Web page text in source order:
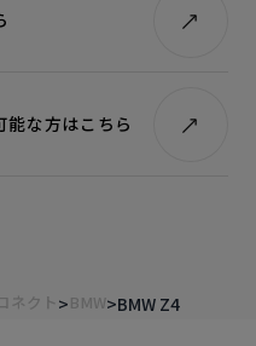
な方はこちら
ネクト BMW BMW Z4